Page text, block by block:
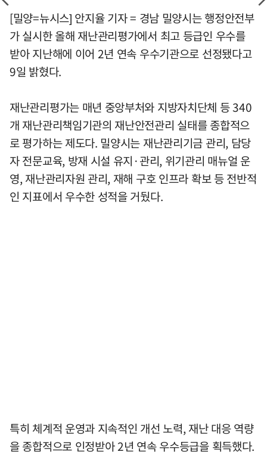
[밀양=뉴시스] 안지율 기자 = 경남 밀양시는 행정안전부
가 실시한 올해 재난관리평가에서 최고 등급인 우수를
받아 지난해에 이어 2년 연속 우수기관으로 선정됐다고
9일 밝혔다.
재난관리평가는 매년 중앙부처와 지방자치단체 등 340
개 재난관리책임기관의 재난안전관리 실태를 종합적으
로 평가하는 제도다. 밀양시는 재난관리기금 관리, 담당
자 전문교육, 방재 시설 유지·관리, 위기관리 매뉴얼 운
영, 재난관리자원 관리, 재해 구호 인프라 확보 등 전반적
인 지표에서 우수한 성적을 거뒀다.
특히 체계적 운영과 지속적인 개선 노력, 재난 대응 역량
을 종합적으로 인정받아 2년 연속 우수등급을 획득했다.